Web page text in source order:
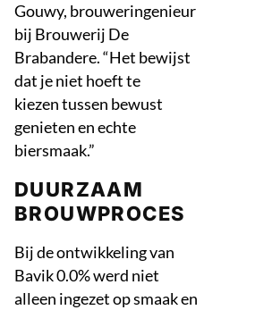
Gouwy, brouweringenieur
bij Brouwerij De
Brabandere. “Het bewijst
dat je niet hoeft te
kiezen tussen bewust
genieten en echte
biersmaak.”
DUURZAAM
BROUWPROCES
Bij de ontwikkeling van
Bavik 0.0% werd niet
alleen ingezet op smaak en